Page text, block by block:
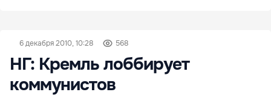
6 декабря 2010, 10:28 568
НГ: Кремль лоббирует
коммунистов